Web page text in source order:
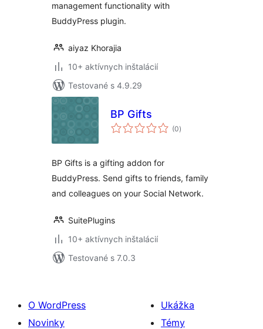
management functionality with
BuddyPress plugin.
aiyaz Khorajia
10+ aktívnych inštalácií
Testované s 4.9.29
BP Gifts
(0celkové
hodnotenie
)
BP Gifts is a gifting addon for
BuddyPress. Send gifts to friends, family
and colleagues on your Social Network.
SuitePlugins
10+ aktívnych inštalácií
Testované s 7.0.3
O WordPress
Novinky
Ukážka
Témy